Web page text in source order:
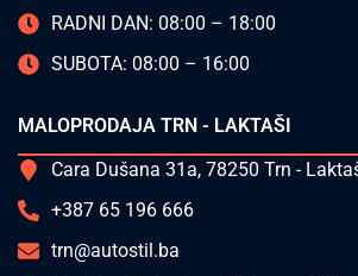
RADNI DAN: 08:00 – 18:00
SUBOTA: 08:00 – 16:00
MALOPRODAJA TRN - LAKTAŠI
Cara Dušana 31a, 78250 Trn -
+387 65 196 666
trn@autostil.ba